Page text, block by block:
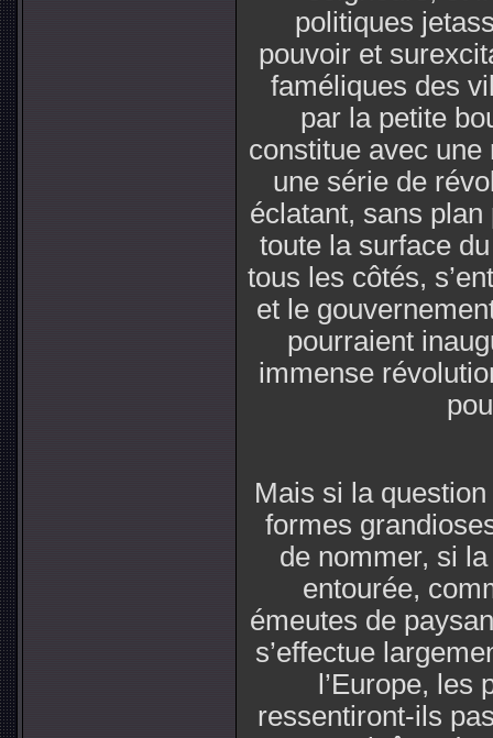
politiques
pouvoir et
faméliques des
par la petite
constitue avec
une série de
éclatant, sans
toute la surface
tous les côtés,
et le
pourraient
immense
Mais si la
formes
de nommer, si
entourée,
émeutes de
s’effectue
l’Europe, les
ressentiront-ils